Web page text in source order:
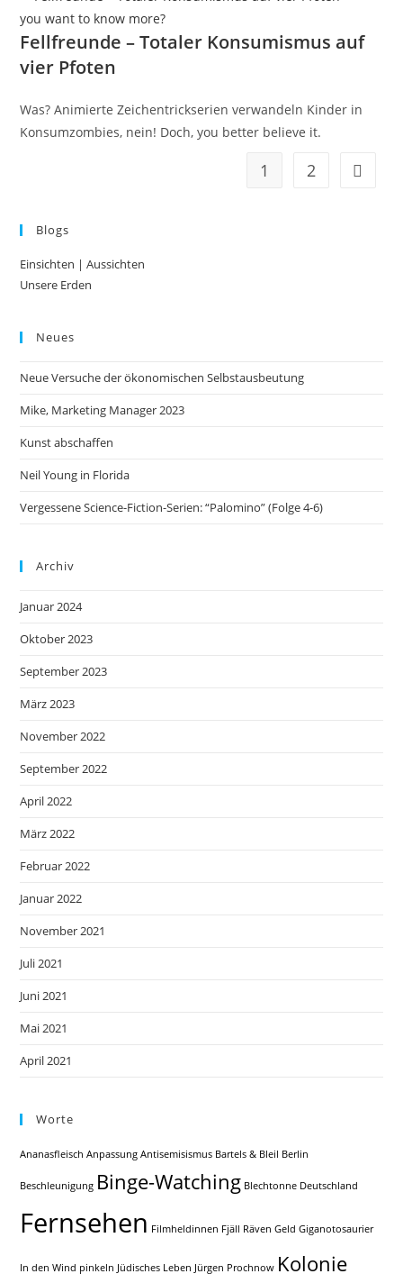
you want to know more?
Fellfreunde – Totaler Konsumismus auf
vier Pfoten
Was? Animierte Zeichentrickserien verwandeln Kinder in
Konsumzombies, nein! Doch, you better believe it.
1 2 Zur
Blogs
Einsichten | Aussichten
Unsere Erden
Neues
Neue Versuche der ökonomischen Selbstausbeutung
Mike, Marketing Manager 2023
Kunst abschaffen
Neil Young in Florida
Vergessene Science-Fiction-Serien: “Palomino” (Folge 4-6)
Archiv
Januar 2024
Oktober 2023
September 2023
März 2023
November 2022
September 2022
April 2022
März 2022
Februar 2022
Januar 2022
November 2021
Juli 2021
Juni 2021
Mai 2021
April 2021
Worte
Ananasfleisch Anpassung Antisemisismus Bartels & Bleil Berlin
Beschleunigung Binge-Watching Blechtonne Deutschland
Fernsehen Filmheldinnen Fjäll Räven Geld Giganotosaurier
In den Wind pinkeln Jüdisches Leben Jürgen Prochnow Kolonie